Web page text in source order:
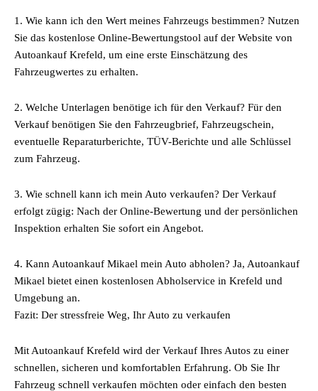
1. Wie kann ich den Wert meines Fahrzeugs bestimmen? Nutzen
Sie das kostenlose Online-Bewertungstool auf der Website von
Autoankauf Krefeld, um eine erste Einschätzung des
Fahrzeugwertes zu erhalten.
2. Welche Unterlagen benötige ich für den Verkauf? Für den
Verkauf benötigen Sie den Fahrzeugbrief, Fahrzeugschein,
eventuelle Reparaturberichte, TÜV-Berichte und alle Schlüssel
zum Fahrzeug.
3. Wie schnell kann ich mein Auto verkaufen? Der Verkauf
erfolgt zügig: Nach der Online-Bewertung und der persönlichen
Inspektion erhalten Sie sofort ein Angebot.
4. Kann Autoankauf Mikael mein Auto abholen? Ja, Autoankauf
Mikael bietet einen kostenlosen Abholservice in Krefeld und
Umgebung an.
Fazit: Der stressfreie Weg, Ihr Auto zu verkaufen
Mit Autoankauf Krefeld wird der Verkauf Ihres Autos zu einer
schnellen, sicheren und komfortablen Erfahrung. Ob Sie Ihr
Fahrzeug schnell verkaufen möchten oder einfach den besten